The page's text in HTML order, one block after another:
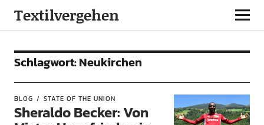
Textilvergehen
Schlagwort:Neukirchen
BLOG STATE OF THE UNION
Sheraldo Becker: Von